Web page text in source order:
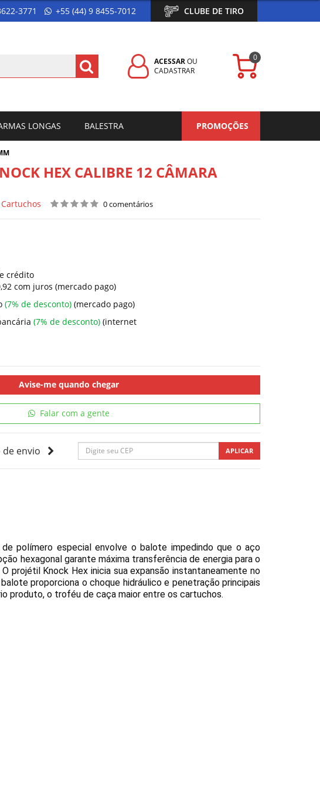
3771 +55 (44) 9 8455-7012 CLUBE DE TIRO
ACESSAROU
CADASTRAR
0
LONGAS BALESTRA PROMOÇÕES
HEX CALIBRE 12 CÂMARA
0 comentários
crédito
com juros (mercado pago)
(7% de desconto)(mercado pago)
(7% de desconto)(internet
Avise-me quando chegar
Falar com a gente
envio APLICAR
polímero especial envolve o balote impedindo que o aço
hexagonal garante máxima transferência de energia para o
projétil Knock Hex inicia sua expansão instantaneamente no
proporciona o choque hidráulico e penetração principais
produto, o troféu de caça maior entre os cartuchos.